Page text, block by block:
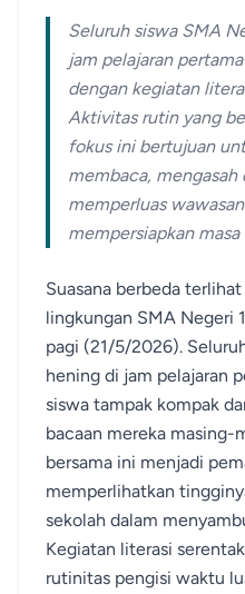
Seluruh siswa SMA
jam pelajaran
dengan kegiatan
Aktivitas rutin yang
fokus ini bertujuan
membaca, mengasah
memperluas
mempersiapkan
Suasana berbeda
lingkungan SMA Negeri
pagi (21/5/2026).
hening di jam pelajaran
siswa tampak kompak
bacaan mereka masing-
bersama ini menjadi
memperlihatkan
sekolah dalam
Kegiatan literasi
rutinitas pengisi waktu